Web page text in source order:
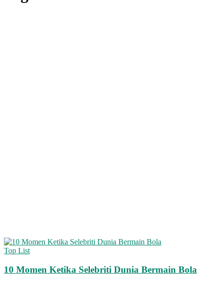
Top List
10 Momen Ketika Selebriti Dunia Bermain Bola